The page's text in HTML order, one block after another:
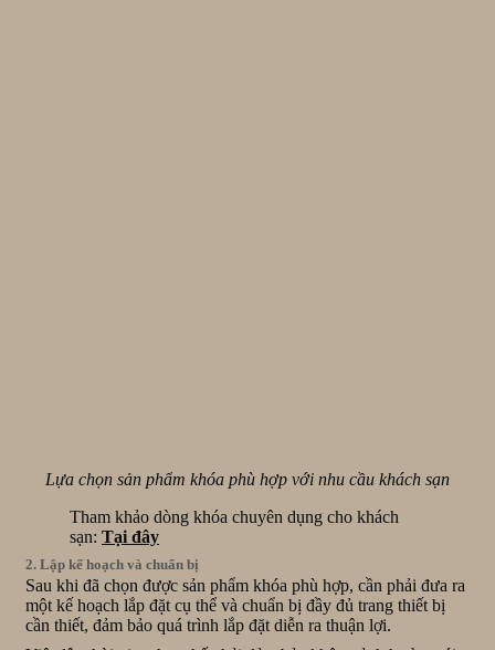
Lựa chọn sản phẩm khóa phù hợp với nhu cầu khách sạn
Tham khảo dòng khóa chuyên dụng cho khách
sạn: Tại đây
2. Lập kế hoạch và chuẩn bị
Sau khi đã chọn được sản phẩm khóa phù hợp, cần phải đưa ra
một kế hoạch lắp đặt cụ thể và chuẩn bị đầy đủ trang thiết bị
cần thiết, đảm bảo quá trình lắp đặt diễn ra thuận lợi.